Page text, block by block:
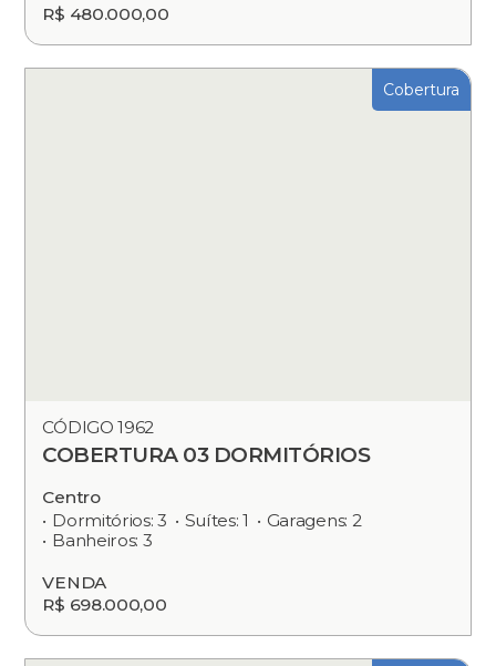
R$ 480.000,00
Cobertura
CÓDIGO 1962
COBERTURA 03 DORMITÓRIOS
Centro
Dormitórios: 3
Suítes: 1
Garagens: 2
Banheiros: 3
VENDA
R$ 698.000,00